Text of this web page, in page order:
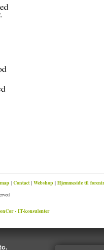
| Contact | Webshop | Hjemmeside til
- IT-konsulenter